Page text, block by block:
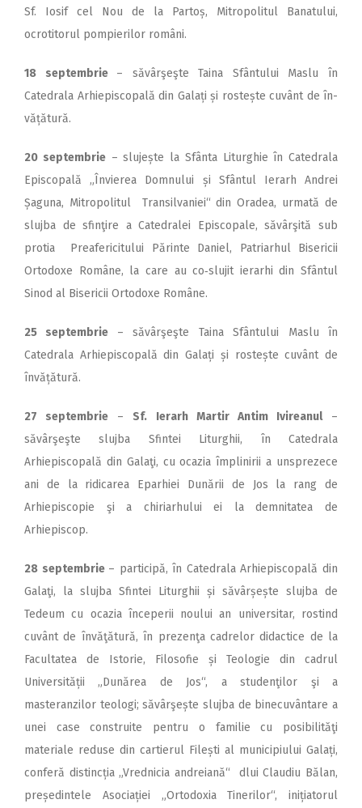
Sf. Iosif cel Nou de la Partoș, Mitropolitul Banatului,
ocrotitorul pompierilor români.
18 septembrie – săvârşeşte Taina Sfântului Maslu în
Catedrala Arhiepiscopală din Galați și rostește cuvânt de în­
vățătură.
20 septembrie– slujește la Sfânta Liturghie în Catedrala
Episcopală „Învierea Domnului și Sfântul Ierarh Andrei
Șaguna, Mitropolitul Transilvaniei“ din Oradea, urmată de
slujba de sfinţire a Catedralei Episcopale, săvârşită sub
protia Preafericitului Părinte Daniel, Patriarhul Bisericii
Ortodoxe Române, la care au co‑slujit ierarhi din Sfântul
Sinod al Bisericii Ortodoxe Române.
25 septembrie – săvârşeşte Taina Sfântului Maslu în
Catedrala Arhiepiscopală din Galați și rostește cuvânt de
învățătură.
27 septembrie – Sf. Ierarh Martir Antim Ivireanul–
săvârşeşte slujba Sfintei Liturghii, în Catedrala
Arhiepiscopală din Galaţi, cu ocazia împlinirii a unsprezece
ani de la ridicarea Eparhiei Dunării de Jos la rang de
Arhiepiscopie şi a chiriarhului ei la demnitatea de
Arhiepiscop.
28 septembrie – participă, în Catedrala Arhiepiscopală din
Galaţi, la slujba Sfintei Liturghii și săvârșește slujba de
Tedeum cu ocazia începerii noului an universitar, rostind
cuvânt de învăţătură, în prezenţa cadrelor didactice de la
Facultatea de Istorie, Filosofie și Teologie din cadrul
Universității „Dunărea de Jos“, a studenţilor şi a
masteranzilor teologi; săvârşește slujba de binecuvântare a
unei case construite pentru o familie cu posibilităţi
materiale reduse din cartierul Filești al municipiului Galați,
conferă distincția „Vrednicia andreiană“ dlui Claudiu Bălan,
președintele Asociației „Ortodoxia Tinerilor“, inițiatorul